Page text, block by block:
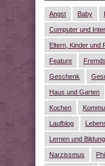
Angst Baby
Computer und
Eltern, Kinder und
Feature
Geschenk
Haus und Garten
Kochen
Laufblog
Lernen und Bildung
Narzissmus